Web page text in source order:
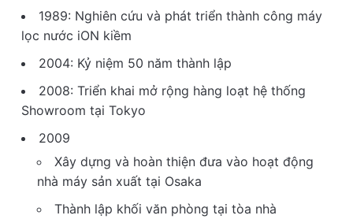
1989: Nghiên cứu và phát triển thành công máy
lọc nước iON kiềm
2004: Kỷ niệm 50 năm thành lập
2008: Triển khai mở rộng hàng loạt hệ thống
Showroom tại Tokyo
2009
Xây dựng và hoàn thiện đưa vào hoạt động
nhà máy sản xuất tại Osaka
Thành lập khối văn phòng tại tòa nhà